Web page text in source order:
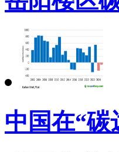
中国在“